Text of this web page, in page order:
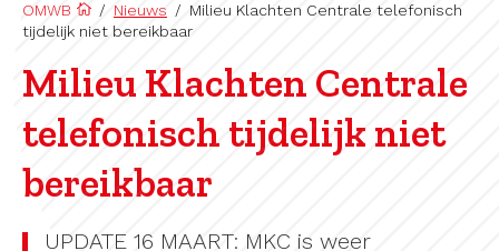
OMWB / Nieuws / Milieu Klachten Centrale telefonisch
tijdelijk niet bereikbaar
Milieu Klachten Centrale
telefonisch tijdelijk niet
bereikbaar
UPDATE 16 MAART: MKC is weer